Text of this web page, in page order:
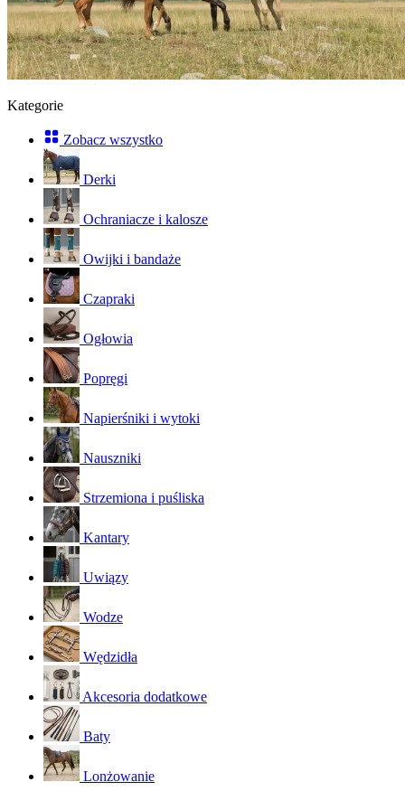
Kategorie
Zobacz wszystko
Derki
Ochraniacze i kalosze
Owijki i bandaże
Czapraki
Ogłowia
Popręgi
Napierśniki i wytoki
Nauszniki
Strzemiona i puśliska
Kantary
Uwiązy
Wodze
Wędzidła
Akcesoria dodatkowe
Baty
Lonżowanie